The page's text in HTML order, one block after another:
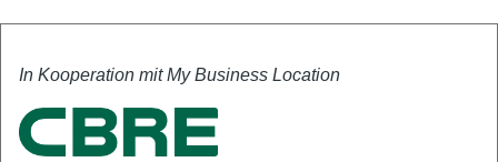
In Kooperation mit My Business Location